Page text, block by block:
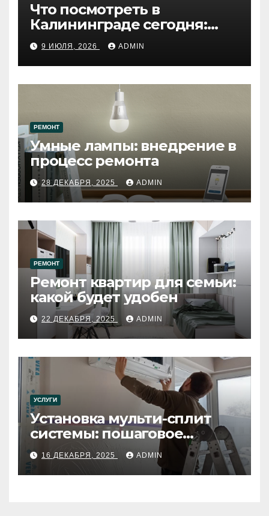
Что посмотреть в
Калининграде сегодня:
путеводитель по самому
западному городу России
9 ИЮЛЯ, 2026 ADMIN
РЕМОНТ
Умные лампы: внедрение в
процесс ремонта
28 ДЕКАБРЯ, 2025 ADMIN
РЕМОНТ
Ремонт квартир для семьи:
какой будет удобен
22 ДЕКАБРЯ, 2025 ADMIN
УСЛУГИ
Установка мульти-сплит
системы: пошаговое
руководство
16 ДЕКАБРЯ, 2025 ADMIN